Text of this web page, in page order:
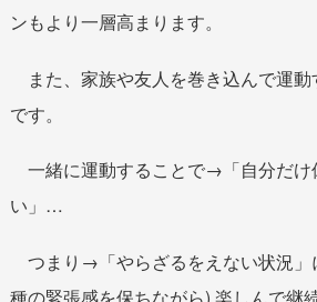
ンもより一層高まります。
また、家族や友人を巻き込んで運動
です。
一緒に運動することで→「自分だけ
い」…
つまり→「やらざるをえない状況」